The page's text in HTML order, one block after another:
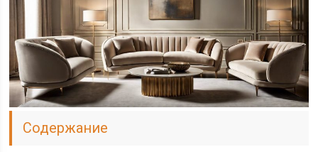
Содержание